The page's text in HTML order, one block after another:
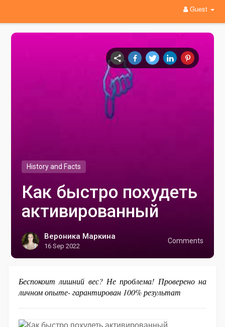
Guest
History and Facts
Как быстро похудеть
активированный
Comments
Вероника Маркина
16 Sep 2022
Беспокоит лишний вес? Не проблема! Проверено на
личном опыте- гарантирован 100% результат